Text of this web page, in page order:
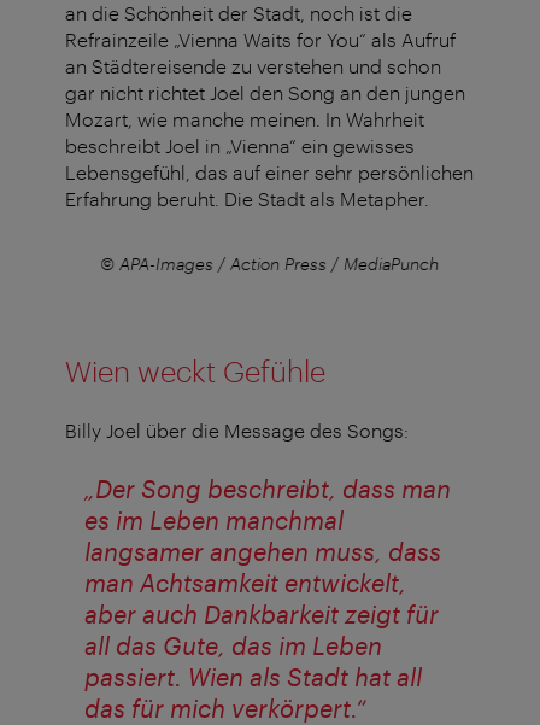
an die Schönheit der Stadt, noch ist die
Refrainzeile „Vienna Waits for You“ als Aufruf
an Städtereisende zu verstehen und schon
gar nicht richtet Joel den Song an den jungen
Mozart, wie manche meinen. In Wahrheit
beschreibt Joel in „Vienna“ ein gewisses
Lebensgefühl, das auf einer sehr persönlichen
Erfahrung beruht. Die Stadt als Metapher.
© APA-Images / Action Press / MediaPunch
Wien weckt Gefühle
Billy Joel über die Message des Songs:
„Der Song beschreibt, dass man
es im Leben manchmal
langsamer angehen muss, dass
man Achtsamkeit entwickelt,
aber auch Dankbarkeit zeigt für
all das Gute, das im Leben
passiert. Wien als Stadt hat all
das für mich verkörpert.“